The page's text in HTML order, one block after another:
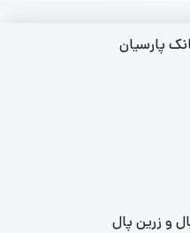
پارسیان
و زرین پال